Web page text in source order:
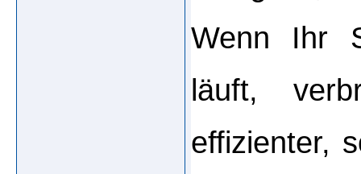
Wenn Ihr
läuft,
effizienter,